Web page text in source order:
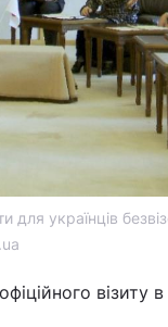
для українців
візиту